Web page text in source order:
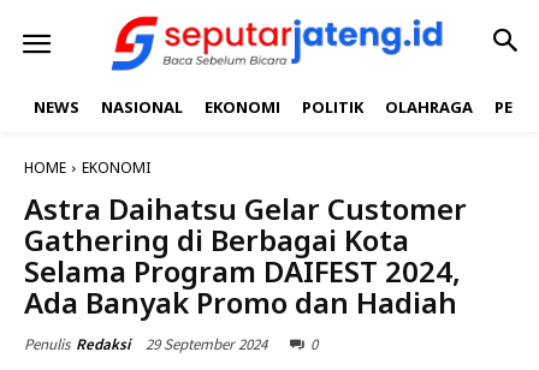
NEWS NASIONAL EKONOMI POLITIK OLAHRAGA
HOME EKONOMI
Astra Daihatsu Gelar Customer
Gathering di Berbagai Kota
Selama Program DAIFEST 2024,
Ada Banyak Promo dan Hadiah
Penulis Redaksi 29 September 2024 0